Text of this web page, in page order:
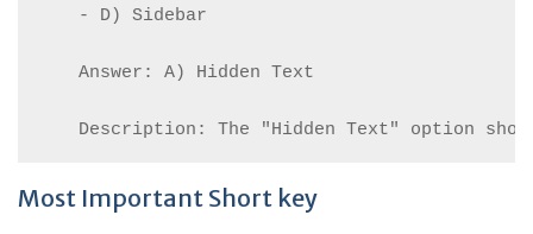
    - D) Sidebar
    Answer: A) Hidden Text
Most Important Short key